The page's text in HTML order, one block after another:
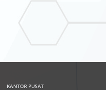
KANTOR PUSAT